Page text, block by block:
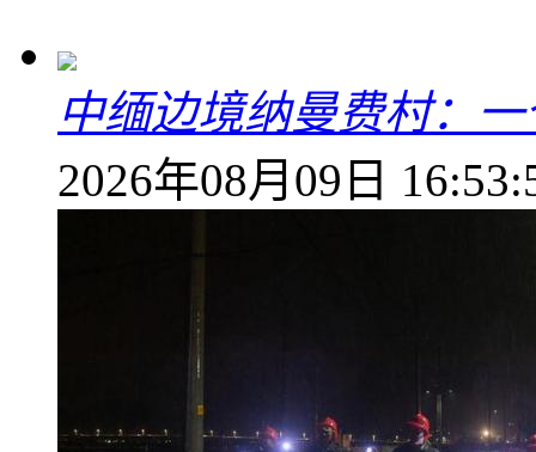
中缅边境纳曼费村：
2026年08月09日